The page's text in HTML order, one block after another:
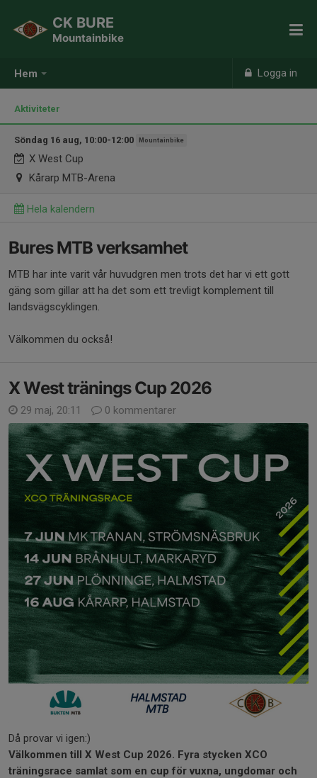
Hem Logga in
CK BURE
Mountainbike
Aktiviteter
Söndag 16 aug, 10:00-12:00 Mountainbike
X West Cup
Kårarp MTB-Arena
Hela kalendern
Bures MTB verksamhet
MTB har inte varit vår huvudgren men trots det har vi ett gott
gäng som gillar att ha det som ett trevligt komplement till
landsvägscyklingen.
Välkommen du också!
X West tränings Cup 2026
29 maj, 20:11 0 kommentarer
Då provar vi igen:)
Välkommen till X West Cup 2026. Fyra stycken XCO
träningsrace samlat som en cup för vuxna, ungdomar och